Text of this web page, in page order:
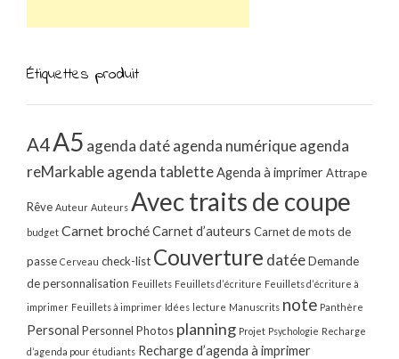
Étiquettes produit
A4A5 agenda datéagenda numériqueagenda
reMarkableagenda tabletteAgenda à imprimerAttrape
Rêve Auteur Auteurs Avec traits de coupe
budget Carnet brochéCarnet d’auteurs Carnet de mots de
passe Cerveau check-list Couverture datéeDemande
de personnalisation Feuillets Feuillets d’écriture Feuillets d’écriture à
imprimer Feuillets à imprimer Idées lecture Manuscrits note Panthère
Personal Personnel Photos planning Projet Psychologie Recharge
d’agenda pour étudiants Recharge d’agenda à imprimer